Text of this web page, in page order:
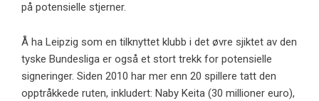
på potensielle stjerner.
Å ha Leipzig som en tilknyttet klubb i det øvre sjiktet av den
tyske Bundesliga er også et stort trekk for potensielle
signeringer. Siden 2010 har mer enn 20 spillere tatt den
opptråkkede ruten, inkludert: Naby Keita (30 millioner euro),